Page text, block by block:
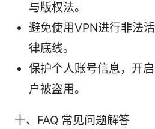
与版权法。
避免使用VPN进行非法
律底线。
保护个人账号信息，开
户被盗用。
十、FAQ 常见问题解答